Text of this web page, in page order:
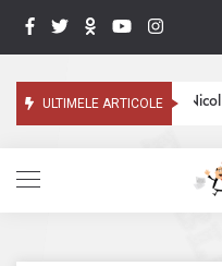
ULTIMELE ARTICOLE
al Fiscului, Nicolae Vicol,